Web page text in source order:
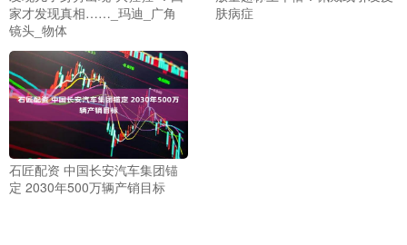
家才发现真相……_玛迪_广角
镜头_物体
肤病症
石匠配资 中国长安汽车集团锚
定 2030年500万辆产销目标